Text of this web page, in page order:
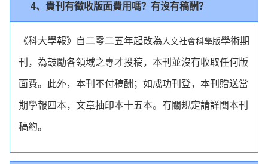
4、貴刊有徵收版面費用嗎？有沒有稿酬？
《科大學報》自二零二五年起改為人文社會科學版學術期
刊，為鼓勵各領域之專才投稿，本刊並沒有收取任何版
面費。此外，本刊不付稿酬；如成功刊登，本刊贈送當
期學報四本，文章抽印本十五本。有關規定請詳閱本刊
稿約。